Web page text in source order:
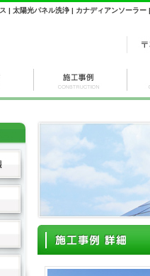
| 太陽光パネル洗浄 | カナディアンソーラ